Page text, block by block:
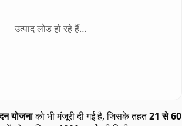
उत्पाद लोड हो रहे हैं…
योजनाको भी मंजूरी दी गई है, जिसके तहत21 से 60